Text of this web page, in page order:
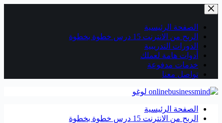
التجاوز
المحتوىالصفحة الرئيسية
الربح من الانترنت 15 درس خطوة بخطوة
الدورات التدريبية
أدوات هامة لعملك
خدمات مدفوعة
تواصل معنا
الصفحة الرئيسية
الربح من الانترنت 15 درس خطوة بخطوة